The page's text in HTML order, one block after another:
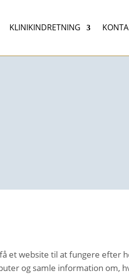
KLINIKINDRETNING
et website til at fungere efter
og samle information om,